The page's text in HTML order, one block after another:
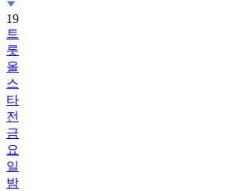
19
트
롯
올
스
타
전
금
요
일
밤